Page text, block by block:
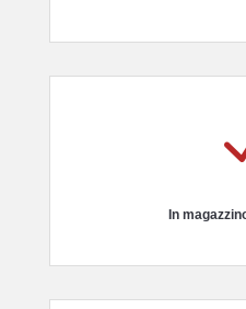
In